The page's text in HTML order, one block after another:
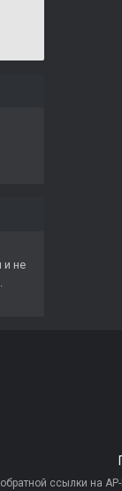
и не
ссылки на